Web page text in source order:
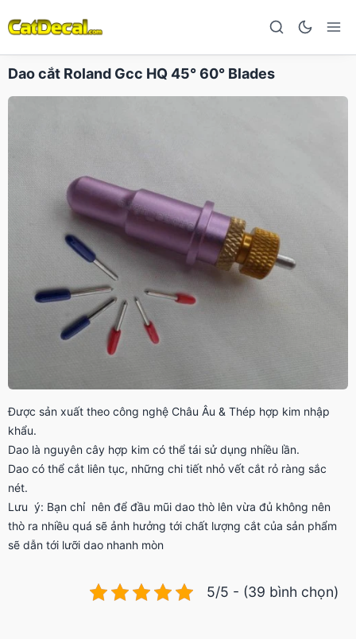
Dao cắt Roland Gcc HQ 45° 60° Blades
Được sản xuất theo công nghệ Châu Âu & Thép hợp kim nhập
khẩu.
Dao là nguyên cây hợp kim có thể tái sử dụng nhiều lần.
Dao có thể cắt liên tục, những chi tiết nhỏ vết cắt rỏ ràng sắc
nét.
Lưu ý: Bạn chỉ nên để đầu mũi dao thò lên vừa đủ không nên
thò ra nhiều quá sẽ ảnh hưởng tới chất lượng cắt của sản phẩm
sẽ dẫn tới lưỡi dao nhanh mòn
5/5 - (39 bình chọn)